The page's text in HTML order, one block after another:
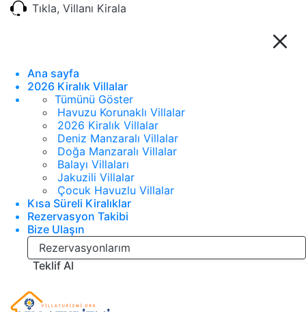
Tıkla, Villanı Kirala
Ana sayfa
2026 Kiralık Villalar
Tümünü Göster
Havuzu Korunaklı Villalar
2026 Kiralık Villalar
Deniz Manzaralı Villalar
Doğa Manzaralı Villalar
Balayı Villaları
Jakuzili Villalar
Çocuk Havuzlu Villalar
Kısa Süreli Kiralıklar
Rezervasyon Takibi
Bize Ulaşın
Rezervasyonlarım
Teklif Al